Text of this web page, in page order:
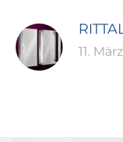
11.